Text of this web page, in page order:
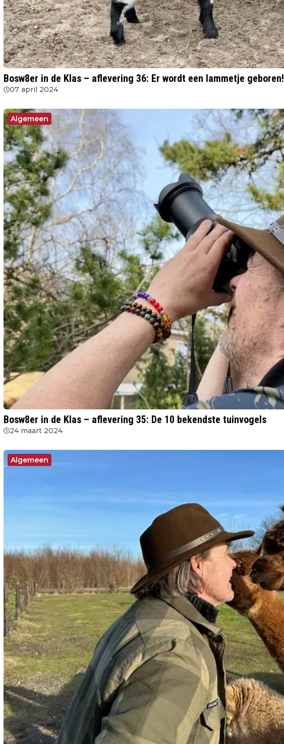
Bosw8er in de Klas – aflevering 36: Er wordt een lammetje geboren!
07 april 2024
Algemeen
Bosw8er in de Klas – aflevering 35: De 10 bekendste tuinvogels
24 maart 2024
Algemeen